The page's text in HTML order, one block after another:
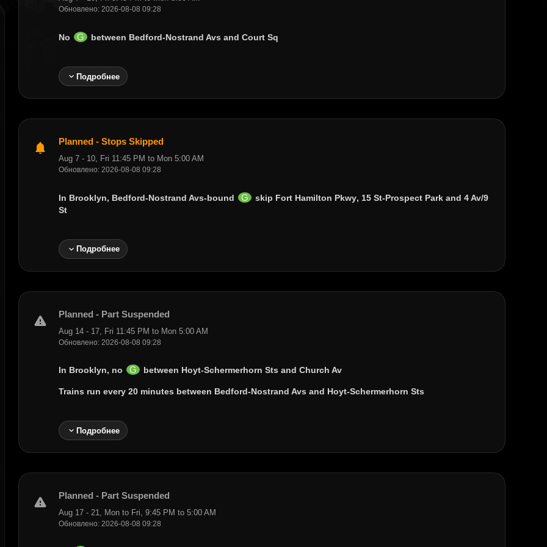
Обновлено: 2026-08-08 09:28
No G between Bedford-Nostrand Avs andCourt Sq
expand_moreПодробнее
notifications Planned - Stops Skipped
Aug 7 - 10, Fri 11:45 PM to Mon 5:00 AM
Обновлено: 2026-08-08 09:28
In Brooklyn, Bedford-Nostrand Avs-bound G skip Fort Hamilton Pkwy, 15 St-Prospect Parkand 4 Av/9
St
expand_more Подробнее
warning Planned - Part Suspended
Aug 14 - 17, Fri 11:45 PM to Mon 5:00 AM
Обновлено: 2026-08-08 09:28
In Brooklyn, no G between Hoyt-Schermerhorn Sts andChurch Av
Trains run every 20 minutes between Bedford-Nostrand Avs and Hoyt-Schermerhorn Sts
expand_moreПодробнее
warning Planned - Part Suspended
Aug 17 - 21, Mon to Fri, 9:45 PM to 5:00 AM
Обновлено: 2026-08-08 09:28